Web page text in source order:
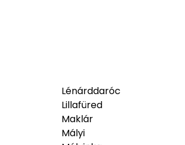
Lénárddaróc
Lillafüred
Maklár
Mályi